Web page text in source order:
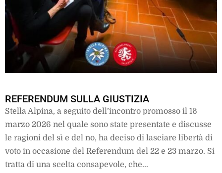
REFERENDUM SULLA GIUSTIZIA
Stella Alpina, a seguito dell’incontro promosso il 16
marzo 2026 nel quale sono state presentate e discusse
le ragioni del sì e del no, ha deciso di lasciare libertà di
voto in occasione del Referendum del 22 e 23 marzo. Si
tratta di una scelta consapevole, che...